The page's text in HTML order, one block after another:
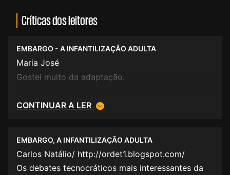
Críticas dos leitores
EMBARGO - A INFANTILIZAÇÃO ADULTA
Maria José
Gostei muito da adaptação.
CONTINUAR A LER
EMBARGO, A INFANTILIZAÇÃO ADULTA
Carlos Natálio/ http://ordet1.blogspot.com/
Os debates tecnocráticos mais interessantes da